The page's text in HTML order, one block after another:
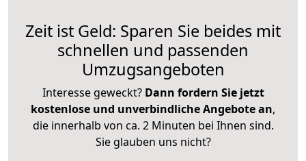
Zeit ist Geld: Sparen Sie beides mit
schnellen und passenden
Umzugsangeboten
Interesse geweckt? Dann fordern Sie jetzt
kostenlose und unverbindliche Angebote an,
die innerhalb von ca. 2 Minuten bei Ihnen sind.
Sie glauben uns nicht?